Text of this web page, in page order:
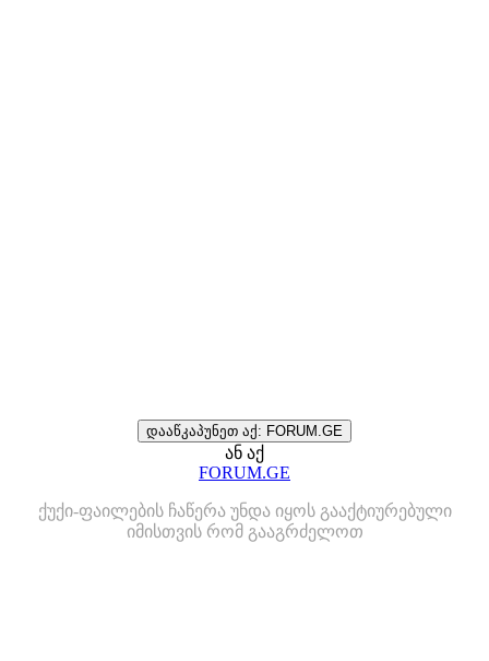
დააწკაპუნეთ აქ: FORUM.GE
ან აქ
FORUM.GE
ქუქი-ფაილების ჩაწერა უნდა იყოს გააქტიურებული
იმისთვის რომ გააგრძელოთ